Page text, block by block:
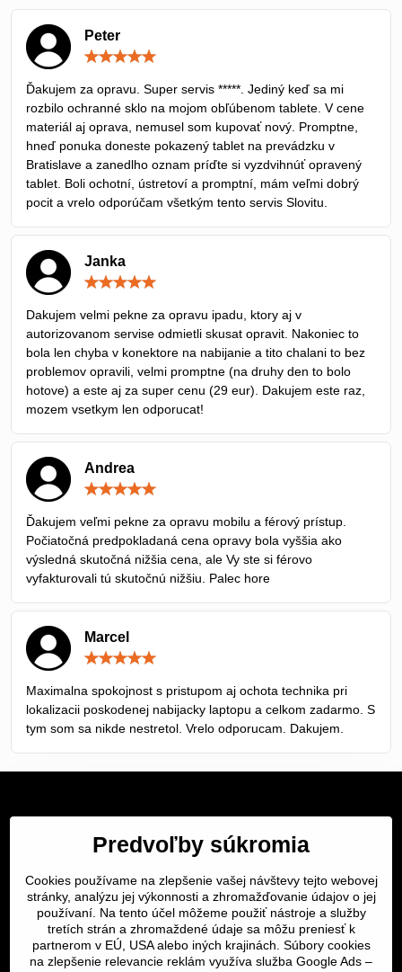
Peter
5
Ďakujem za opravu. Super servis *****. Jediný keď sa mi
rozbilo ochranné sklo na mojom obľúbenom tablete. V cene
materiál aj oprava, nemusel som kupovať nový. Promptne,
hneď ponuka doneste pokazený tablet na prevádzku v
Bratislave a zanedlho oznam príďte si vyzdvihnúť opravený
tablet. Boli ochotní, ústretoví a promptní, mám veľmi dobrý
pocit a vrelo odporúčam všetkým tento servis Slovitu.
Janka
5
Dakujem velmi pekne za opravu ipadu, ktory aj v
autorizovanom servise odmietli skusat opravit. Nakoniec to
bola len chyba v konektore na nabijanie a tito chalani to bez
problemov opravili, velmi promptne (na druhy den to bolo
hotove) a este aj za super cenu (29 eur). Dakujem este raz,
mozem vsetkym len odporucat!
Andrea
5
Ďakujem veľmi pekne za opravu mobilu a férový prístup.
Počiatočná predpokladaná cena opravy bola vyššia ako
výsledná skutočná nižšia cena, ale Vy ste si férovo
vyfakturovali tú skutočnú nižšiu. Palec hore
Marcel
5
Maximalna spokojnost s pristupom aj ochota technika pri
lokalizacii poskodenej nabijacky laptopu a celkom zadarmo. S
tym som sa nikde nestretol. Vrelo odporucam. Dakujem.
Servis Bratislava
Servis Košice
Dôležité odkazy
Predvoľby súkromia
Cookies používame na zlepšenie vašej návštevy tejto webovej
stránky, analýzu jej výkonnosti a zhromažďovanie údajov o jej
používaní. Na tento účel môžeme použiť nástroje a služby
tretích strán a zhromaždené údaje sa môžu preniesť k
partnerom v EÚ, USA alebo iných krajinách. Súbory cookies
na zlepšenie relevancie reklám využíva služba Google Ads –